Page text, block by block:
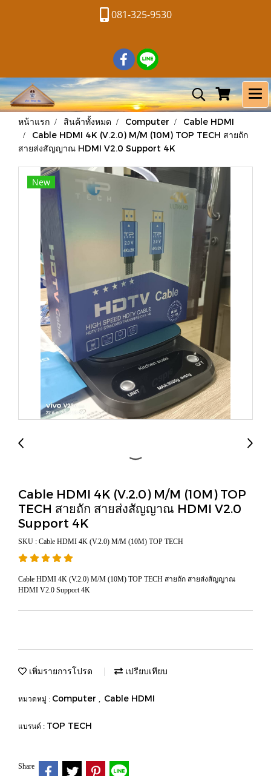
081-325-9530
หน้าแรก สินค้าทั้งหมด Computer
Cable HDMI
Cable HDMI 4K (V.2.0) M/M (10M) TOP TECH สายถัก
สายส่งสัญญาณ HDMI V2.0 Support 4K
New
Cable HDMI 4K (V.2.0) M/M (10M) TOP
TECH สายถัก สายส่งสัญญาณ HDMI V2.0
Support 4K
SKU : Cable HDMI 4K (V.2.0) M/M (10M) TOP TECH
Cable HDMI 4K (V.2.0) M/M (10M) TOP TECH สายถัก สายส่งสัญญาณ
HDMI V2.0 Support 4K
เพิ่มรายการโปรด เปรียบเทียบ
หมวดหมู่ : Computer , Cable HDMI
แบรนด์ : TOP TECH
Share